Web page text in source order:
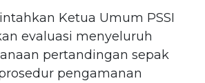
Ketua Umum PSSI
evaluasi menyeluruh
pertandingan sepak
pengamanan